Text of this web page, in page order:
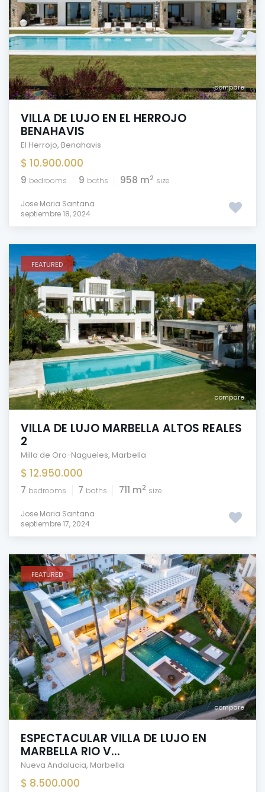
compare
VILLA DE LUJO EN EL HERROJO
BENAHAVIS
El Herrojo, Benahavis
$ 10.900.000
9 bedrooms 9 baths 958 m2 size
Jose Maria Santana
septiembre 18, 2024
compare
FEATURED
VILLA DE LUJO MARBELLA ALTOS REALES
2
Milla de Oro-Nagueles, Marbella
$ 12.950.000
7 bedrooms 7 baths 711 m2 size
Jose Maria Santana
septiembre 17, 2024
compare
FEATURED
ESPECTACULAR VILLA DE LUJO EN
MARBELLA RIO V...
Nueva Andalucia, Marbella
$ 8.500.000